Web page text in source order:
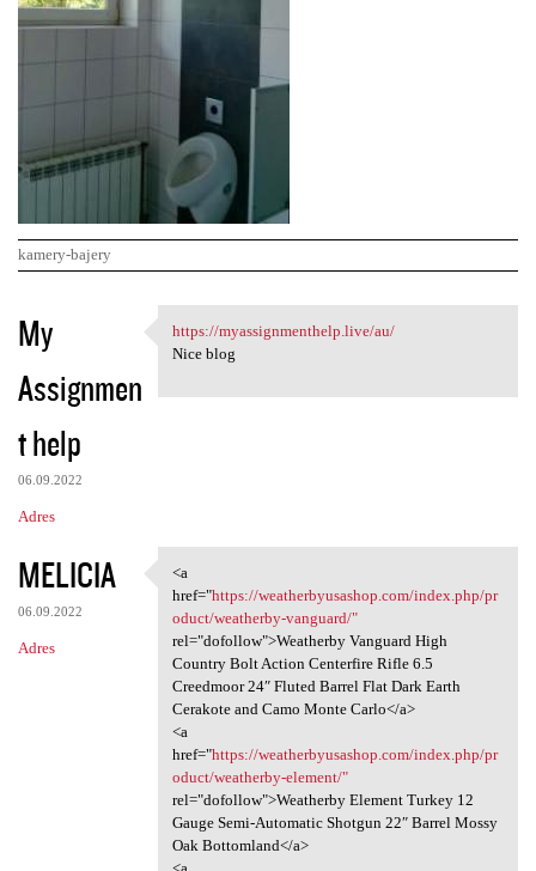
kamery-bajery
K
o
m
n
t
a
r
z
e
My
Assignmen
t help
06.09.2022
Adres
https://myassignmenthelp.live
https://myassignmenthelp.live/au/
Nice blog
MELICIA
06.09.2022
Adres
<a href="https:/
<a
href="https://weatherbyusashop.com/index.php/pr
oduct/weatherby-vanguard/"
rel="dofollow">Weatherby Vanguard High
Country Bolt Action Centerfire Rifle 6.5
Creedmoor 24″ Fluted Barrel Flat Dark Earth
Cerakote and Camo Monte Carlo</a>
<a
href="https://weatherbyusashop.com/index.php/pr
oduct/weatherby-element/"
rel="dofollow">Weatherby Element Turkey 12
Gauge Semi-Automatic Shotgun 22″ Barrel Mossy
Oak Bottomland</a>